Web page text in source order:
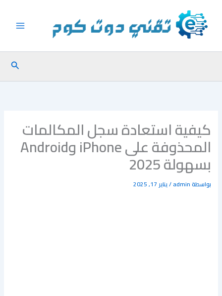
المحتوى
البحث
كيفية استعادة سجل المكالمات
المحذوفة على iPhone وAndroid
بسهولة 2025
بواسطةadmin
/يناير 17, 2025